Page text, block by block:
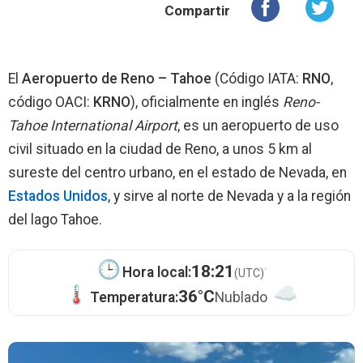
Compartir
El Aeropuerto de Reno – Tahoe (Código IATA: RNO,
código OACI: KRNO), oficialmente en inglés Reno-
Tahoe International Airport, es un aeropuerto de uso
civil situado en la ciudad de Reno, a unos 5 km al
sureste del centro urbano, en el estado de Nevada, en
Estados Unidos, y sirve al norte de Nevada y a la región
del lago Tahoe.
Hora local:18:21 (UTC)·
Temperatura:36°CNublado